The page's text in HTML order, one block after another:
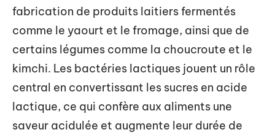
fabrication de produits laitiers fermentés
comme le yaourt et le fromage, ainsi que de
certains légumes comme la choucroute et le
kimchi. Les bactéries lactiques jouent un rôle
central en convertissant les sucres en acide
lactique, ce qui confère aux aliments une
saveur acidulée et augmente leur durée de